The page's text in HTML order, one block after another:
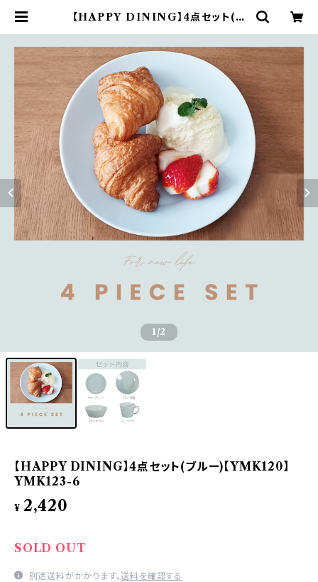
【HAPPY DINING】4点セット(ブ
公式オンラインショップ
1 /2
【HAPPY DINING】4点セット(ブルー)【YMK120】
YMK123-6
¥ 2,420
SOLD OUT
別途送料がかかります。送料を確認する